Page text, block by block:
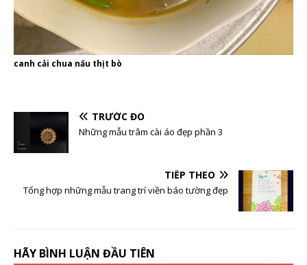
canh cải chua nấu thịt bò
TRƯỚC ĐÓ
Những mẫu trâm cài áo đẹp phần 3
TIẾP THEO
Tổng hợp những mẫu trang trí viền báo tường đẹp
HÃY BÌNH LUẬN ĐẦU TIÊN